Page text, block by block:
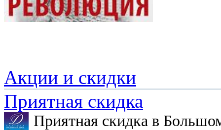
Акции и скидки
Приятная скидка
Приятная скидка в